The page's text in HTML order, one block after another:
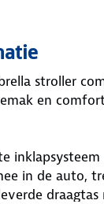
stroller
en
in de auto,